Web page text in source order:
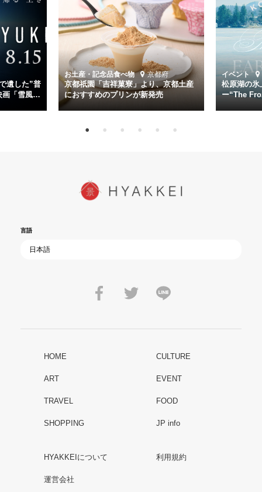
幸平を玉木宏が演じるほか、奥平大兼、田中麗奈、石丸幹二、益岡徹
など実力派俳優が共演。そして戦艦大和と運命を共にした帝国海軍・
第二艦隊司令長官、伊藤整一を中井貴一が圧倒的な存在感で演じ切
る。
時代が再び、分断と暴力に揺れる現代。本作は「同じ過ちを繰り返す
道を歩んではいないか」と、彼らが命をかけて守りたいと願っ
た”今”を生きる私達に問いかける。戦後80年、戦争の記憶が薄れゆく
今だからこそ、尊い平和の価値を未来に繋ぐ作品『雪風 YUKIKAZE』
を多くの方にご覧いただきたい。
遺した”普
画「雪風
お土産・記念品食べ物 京都府
京都祇園「吉祥菓寮」より、京都土産
におすすめのプリンが新発売
イベント
松原湖の氷
ー“The
言語
HOME CULTURE
ART EVENT
TRAVEL FOOD
SHOPPING JP info
HYAKKEIについて 利用規約
運営会社